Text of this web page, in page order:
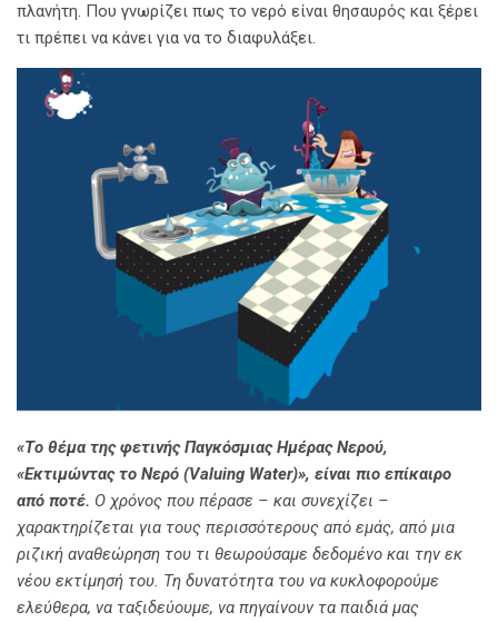
πλανήτη. Που γνωρίζει πως το νερό είναι θησαυρός και ξέρει
τι πρέπει να κάνει για να το διαφυλάξει.
«Tο θέμα της φετινής Παγκόσμιας Ημέρας Νερού,
«Εκτιμώντας το Νερό (Valuing Water)», είναι πιο επίκαιρο
από ποτέ. Ο χρόνος που πέρασε – και συνεχίζει –
χαρακτηρίζεται για τους περισσότερους από εμάς, από μια
ριζική αναθεώρηση του τι θεωρούσαμε δεδομένο και την εκ
νέου εκτίμησή του. Τη δυνατότητα του να κυκλοφορούμε
ελεύθερα, να ταξιδεύουμε, να πηγαίνουν τα παιδιά μας